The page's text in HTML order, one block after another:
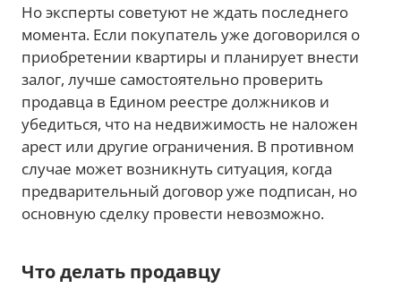
Но эксперты советуют не ждать последнего
момента. Если покупатель уже договорился о
приобретении квартиры и планирует внести
залог, лучше самостоятельно проверить
продавца в Едином реестре должников и
убедиться, что на недвижимость не наложен
арест или другие ограничения. В противном
случае может возникнуть ситуация, когда
предварительный договор уже подписан, но
основную сделку провести невозможно.
Что делать продавцу